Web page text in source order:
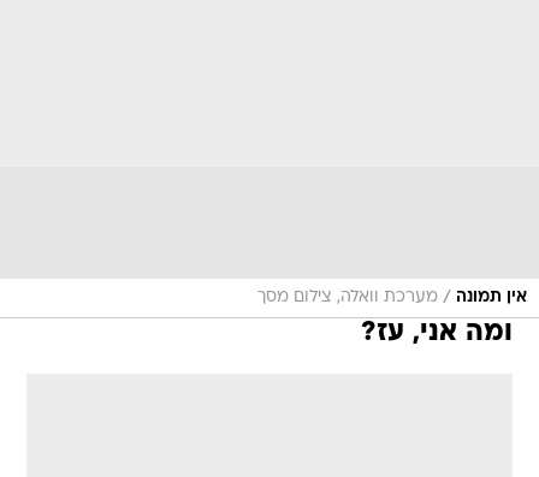
אין תמונה / מערכת וואלה, צילום מסך
ומה אני, עז?